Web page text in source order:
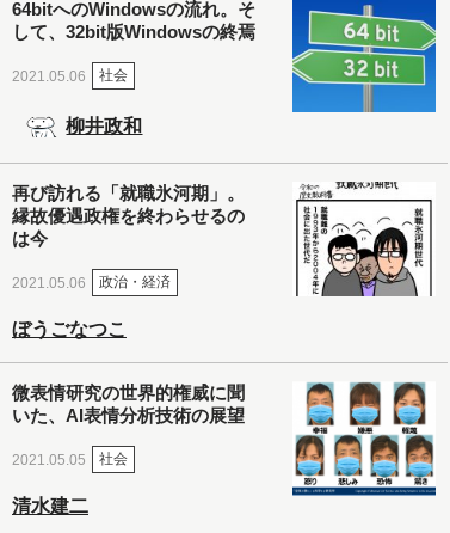
64bitへのWindowsの流れ。そ
して、32bit版Windowsの終焉
2021.05.06 社会
柳井政和
再び訪れる「就職氷河期」。
縁故優遇政権を終わらせるの
は今
2021.05.06 政治・経済
ぼうごなつこ
微表情研究の世界的権威に聞
いた、AI表情分析技術の展望
2021.05.05 社会
清水建二